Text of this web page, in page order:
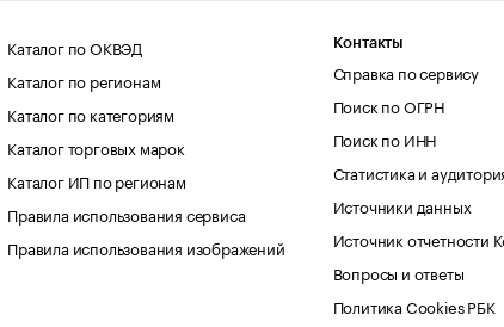
Каталог по ОКВЭД
Каталог по регионам
Каталог по категориям
Каталог торговых марок
Каталог ИП по регионам
Правила использования сервиса
Правила использования изображений
Контакты
Справка по сервису
Поиск по ОГРН
Поиск по ИНН
Статистика и
Источники данных
Источник отчетности
Вопросы и ответы
Политика Cookies РБК